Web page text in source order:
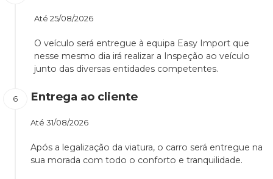
Até 25/08/2026
O veículo será entregue à equipa Easy Import que
nesse mesmo dia irá realizar a Inspeção ao veículo
junto das diversas entidades competentes.
Entrega ao cliente
Até 31/08/2026
Após a legalização da viatura, o carro será entregue na
sua morada com todo o conforto e tranquilidade.